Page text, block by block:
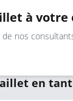
à votre
nos
en